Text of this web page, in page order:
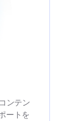
ンテン
ートを